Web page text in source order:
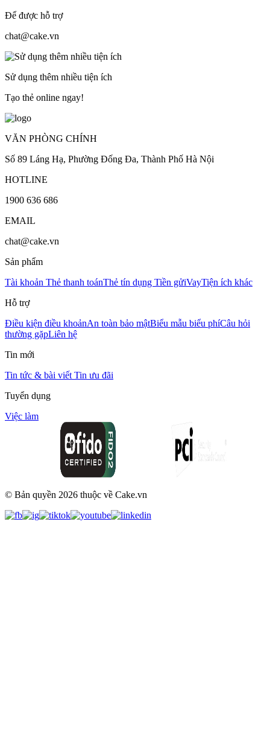
Để được hỗ trợ
chat@cake.vn
Sử dụng thêm nhiều tiện ích
Tạo thẻ online ngay!
VĂN PHÒNG CHÍNH
Số 89 Láng Hạ, Phường Đống Đa, Thành Phố Hà Nội
HOTLINE
1900 636 686
EMAIL
chat@cake.vn
Sản phẩm
Tài khoản Thẻ thanh toánThẻ tín dụng Tiền gửiVayTiện ích khác
Hỗ trợ
Điều kiện điều khoảnAn toàn bảo mậtBiểu mẫu biểu phíCâu hỏi
thường gặpLiên hệ
Tin mới
Tin tức & bài viết Tin ưu đãi
Tuyển dụng
Việc làm
© Bản quyền 2026 thuộc về Cake.vn